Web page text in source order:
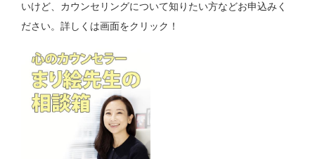
いけど、カウンセリングについて知りたい方などお申込みく
ださい。詳しくは画面をクリック！